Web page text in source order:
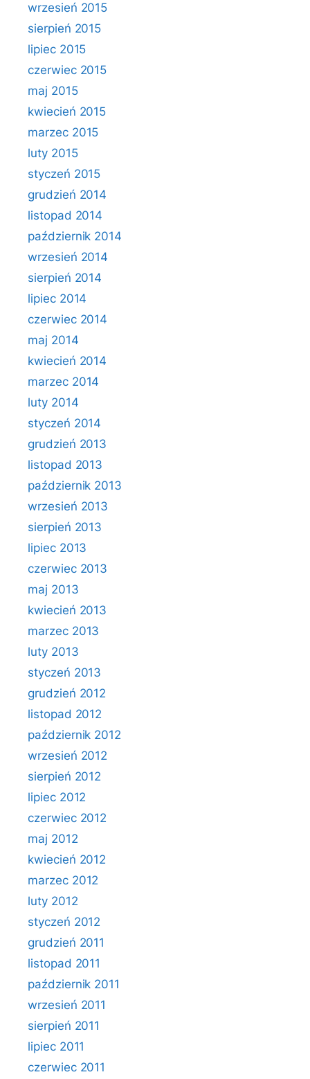
wrzesień 2015
sierpień 2015
lipiec 2015
czerwiec 2015
maj 2015
kwiecień 2015
marzec 2015
luty 2015
styczeń 2015
grudzień 2014
listopad 2014
październik 2014
wrzesień 2014
sierpień 2014
lipiec 2014
czerwiec 2014
maj 2014
kwiecień 2014
marzec 2014
luty 2014
styczeń 2014
grudzień 2013
listopad 2013
październik 2013
wrzesień 2013
sierpień 2013
lipiec 2013
czerwiec 2013
maj 2013
kwiecień 2013
marzec 2013
luty 2013
styczeń 2013
grudzień 2012
listopad 2012
październik 2012
wrzesień 2012
sierpień 2012
lipiec 2012
czerwiec 2012
maj 2012
kwiecień 2012
marzec 2012
luty 2012
styczeń 2012
grudzień 2011
listopad 2011
październik 2011
wrzesień 2011
sierpień 2011
lipiec 2011
czerwiec 2011